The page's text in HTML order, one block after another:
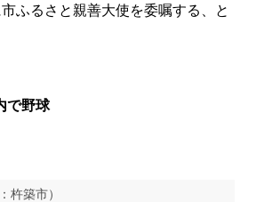
ふるさと親善大使を委嘱する、と
で野球
杵築市）